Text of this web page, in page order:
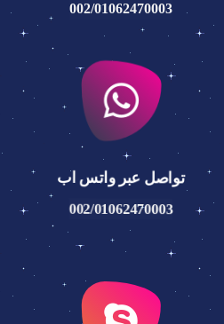
002/01062470003
تواصل عبر واتس اب
002/01062470003